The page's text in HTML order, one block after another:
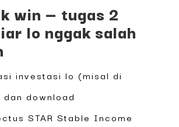
win — tugas 2
lo nggak salah
investasi lo (misal di
dan download
STAR Stable Income